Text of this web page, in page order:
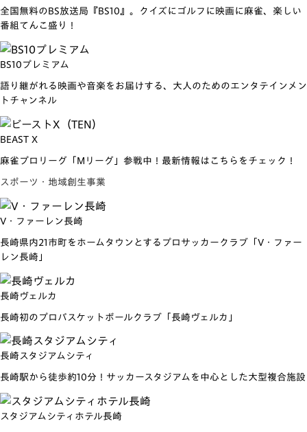
全国無料のBS放送局『BS10』。クイズにゴルフに映画に麻雀、楽しい
番組てんこ盛り！
BS10プレミアム
語り継がれる映画や音楽をお届けする、大人のためのエンタテインメン
トチャンネル
BEAST X
麻雀プロリーグ「Mリーグ」参戦中！最新情報はこちらをチェック！
スポーツ・地域創生事業
V・ファーレン長崎
長崎県内21市町をホームタウンとするプロサッカークラブ「V・ファー
レン長崎」
長崎ヴェルカ
長崎初のプロバスケットボールクラブ「長崎ヴェルカ」
長崎スタジアムシティ
長崎駅から徒歩約10分！サッカースタジアムを中心とした大型複合施設
スタジアムシティホテル長崎